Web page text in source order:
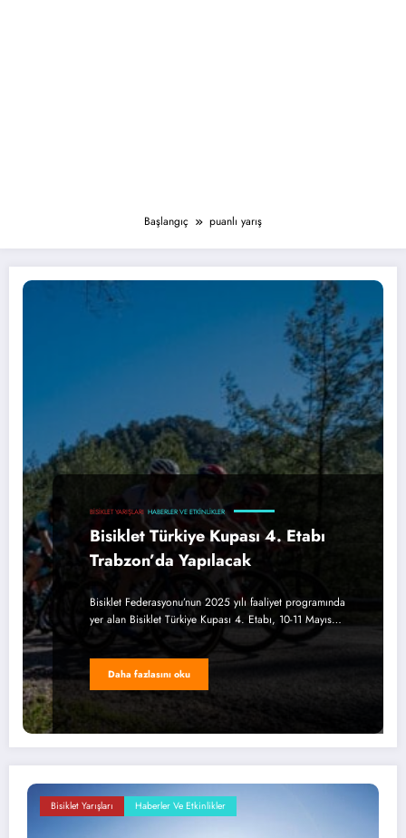
Başlangıç puanlı yarış
BISIKLET YARIŞLARI HABERLER VE ETKINLIKLER
Bisiklet Türkiye Kupası 4. Etabı
Trabzon’da Yapılacak
Bisiklet Federasyonu’nun 2025 yılı faaliyet programında
yer alan Bisiklet Türkiye Kupası 4. Etabı, 10-11 Mayıs…
Daha fazlasını oku
Bisiklet Yarışları Haberler Ve Etkinlikler